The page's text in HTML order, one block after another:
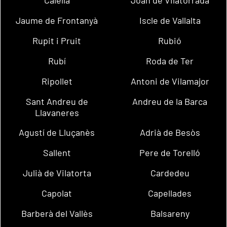
Jaume de Frontanyà
Iscle de Vallalta
Rupit i Pruit
Rubió
Rubí
Roda de Ter
Ripollet
Antoni de Vilamajor
Sant Andreu de
Llavaneres
Andreu de la Barca
Agustí de Lluçanès
Adrià de Besòs
Sallent
Pere de Torelló
Julià de Vilatorta
Cardedeu
Capolat
Capellades
Barberà del Vallès
Balsareny